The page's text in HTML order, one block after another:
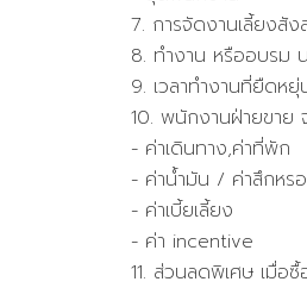
7. การจัดงานเลี้ยงสัง
8. ทำงาน หรืออบรม
9. เวลาทำงานที่ยืดหยุ่
10. พนักงานฝ่ายขาย
- ค่าเดินทาง,ค่าที่พัก
- ค่าน้ำมัน / ค่าสึกหรอ
- ค่าเบี้ยเลี้ยง
- ค่า incentive
11. ส่วนลดพิเศษ เมื่อ